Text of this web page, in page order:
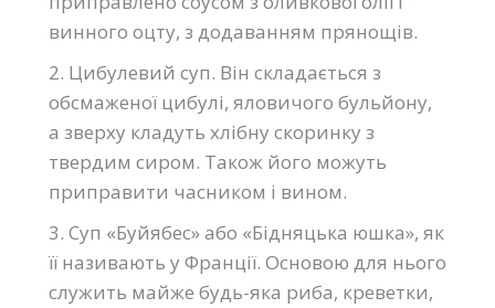
винного оцту, з додаванням прянощів.
2. Цибулевий суп. Він складається з
обсмаженої цибулі, яловичого бульйону,
а зверху кладуть хлібну скоринку з
твердим сиром. Також його можуть
приправити часником і вином.
3. Суп «Буйябес» або «Бідняцька юшка», як
її називають у Франції. Основою для нього
служить майже будь-яка риба, креветки,